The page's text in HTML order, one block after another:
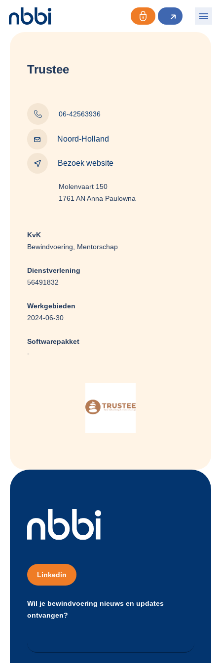
Trustee
06-42563936
Noord-Holland
Bezoek website
Molenvaart 150
1761 AN Anna Paulowna
KvK
Bewindvoering, Mentorschap
Dienstverlening
56491832
Werkgebieden
2024-06-30
Softwarepakket
-
Linkedin
Wil je bewindvoering nieuws en updates
ontvangen?